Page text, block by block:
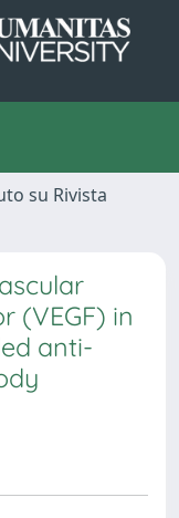
su Rivista
(VEGF) in
anti-